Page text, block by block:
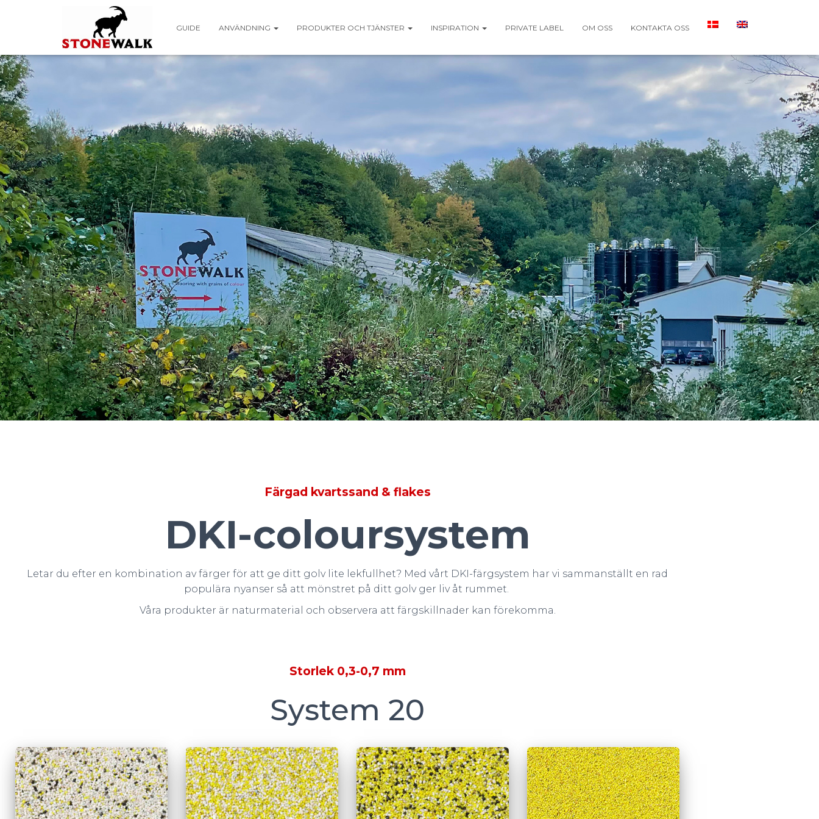
GUIDE ANVÄNDNING PRODUKTER OCH TJÄNSTER INSPIRATION PRIVATE LABEL OM OSS KONTAKTA OSS
Färgad kvartssand & flakes
DKI-coloursystem
Letar du efter en kombination av färger för att ge ditt golv lite lekfullhet? Med vårt DKI-färgsystem har vi sammanställt en rad
populära nyanser så att mönstret på ditt golv ger liv åt rummet.
Våra produkter är naturmaterial och observera att färgskillnader kan förekomma.
Storlek 0,3-0,7 mm
System 20